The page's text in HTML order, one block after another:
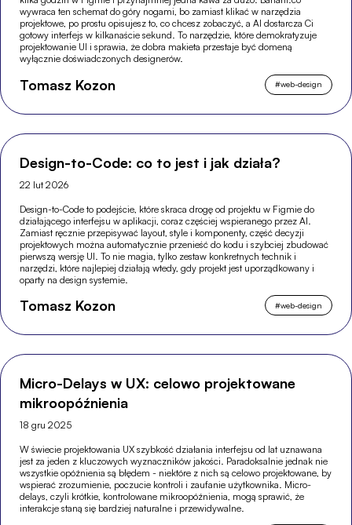
wywraca ten schemat do góry nogami, bo zamiast klikać w narzędzia
projektowe, po prostu opisujesz to, co chcesz zobaczyć, a AI dostarcza Ci
gotowy interfejs w kilkanaście sekund. To narzędzie, które demokratyzuje
projektowanie UI i sprawia, że dobra makieta przestaje być domeną
wyłącznie doświadczonych designerów.
Tomasz Kozon #web-design
Design-to-Code: co to jest i jak działa?
22 lut 2026
Design-to-Code to podejście, które skraca drogę od projektu w Figmie do
działającego interfejsu w aplikacji, coraz częściej wspieranego przez AI.
Zamiast ręcznie przepisywać layout, style i komponenty, część decyzji
projektowych można automatycznie przenieść do kodu i szybciej zbudować
pierwszą wersję UI. To nie magia, tylko zestaw konkretnych technik i
narzędzi, które najlepiej działają wtedy, gdy projekt jest uporządkowany i
oparty na design systemie.
Tomasz Kozon #web-design
Micro-Delays w UX: celowo projektowane
mikroopóźnienia
18 gru 2025
W świecie projektowania UX szybkość działania interfejsu od lat uznawana
jest za jeden z kluczowych wyznaczników jakości. Paradoksalnie jednak nie
wszystkie opóźnienia są błędem - niektóre z nich są celowo projektowane, by
wspierać zrozumienie, poczucie kontroli i zaufanie użytkownika. Micro-
delays, czyli krótkie, kontrolowane mikroopóźnienia, mogą sprawić, że
interakcje staną się bardziej naturalne i przewidywalne.